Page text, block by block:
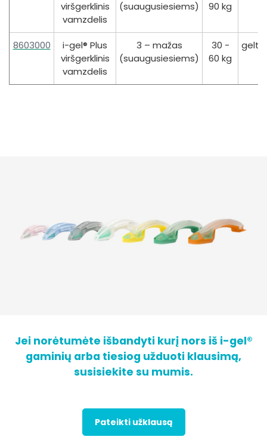
viršgerklinis
vamzdelis
(suaugusiesiems)
90 kg
8603000
i-gel® Plus
viršgerklinis
vamzdelis
3 – mažas
(suaugusiesiems)
30 -
60 kg
Jei norėtumėte išbandyti kurį nors iš i-gel®
gaminių arba tiesiog užduoti klausimą,
susisiekite su mumis.
Pateikti užklausą